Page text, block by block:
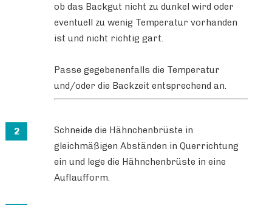
ob das Backgut nicht zu dunkel wird oder
eventuell zu wenig Temperatur vorhanden
ist und nicht richtig gart.
Passe gegebenenfalls die Temperatur
und/oder die Backzeit entsprechend an.
Schneide die Hähnchenbrüste in
gleichmäßigen Abständen in Querrichtung
ein und lege die Hähnchenbrüste in eine
Auflaufform.